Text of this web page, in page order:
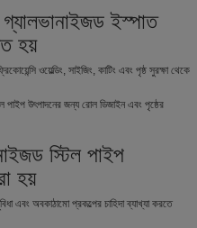
ইস্পাত
হয়
ওয়েল্ডিং, সাইজিং, কাটিং এবং পৃষ্ঠ সুরক্ষা থেকে
পাইপ উৎপাদনের জন্য রোল ডিজাইন এবং পৃষ্ঠের
স্টিল পাইপ
হয়
এবং অবকাঠামো প্রকল্পের চাহিদা ব্যাখ্যা করতে